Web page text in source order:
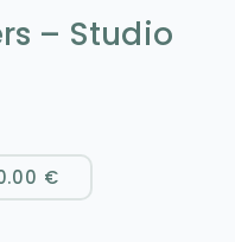
– Studio
€